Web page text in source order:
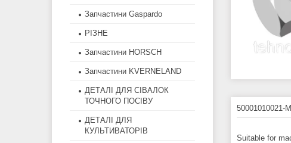
50001010021-
Suitable for
Запчастини Gaspardo
РІЗНЕ
Запчастини HORSCH
Запчастини KVERNELAND
ДЕТАЛІ ДЛЯ СІВАЛОК
ТОЧНОГО ПОСІВУ
ДЕТАЛІ ДЛЯ
КУЛЬТИВАТОРІВ